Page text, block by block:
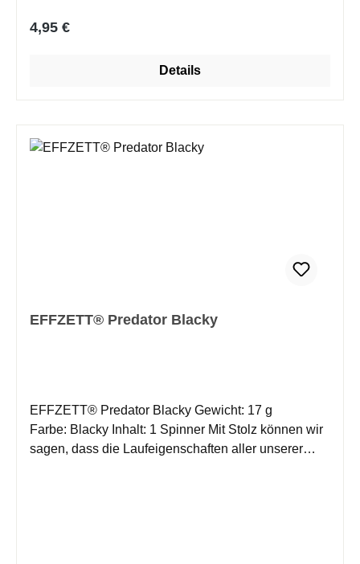
Regulärer Preis:
4,95 €
Details
EFFZETT® Predator Blacky
EFFZETT® Predator Blacky Gewicht: 17 g
Farbe: Blacky Inhalt: 1 Spinner Mit Stolz können wir
sagen, dass die Laufeigenschaften aller unserer